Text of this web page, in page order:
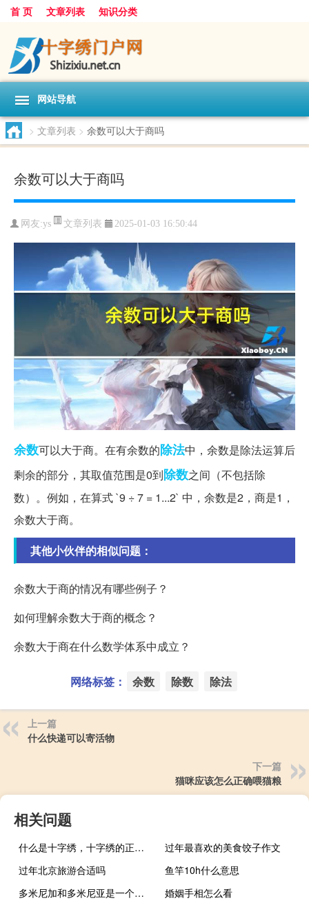
首 页 文章列表 知识分类
网站导航
> 文章列表 > 余数可以大于商吗
余数可以大于商吗
网友:ys 文章列表 2025-01-03 16:50:44
余数可以大于商。在有余数的除法中，余数是除法运算后
剩余的部分，其取值范围是0到除数之间（不包括除
数）。例如，在算式 `9 ÷ 7 = 1...2` 中，余数是2，商是1，
余数大于商。
其他小伙伴的相似问题：
余数大于商的情况有哪些例子？
如何理解余数大于商的概念？
余数大于商在什么数学体系中成立？
网络标签： 余数 除数 除法
上一篇
什么快递可以寄活物
下一篇
猫咪应该怎么正确喂猫粮
相关问题
什么是十字绣，十字绣的正确绣法是怎样绣的？
过年最喜欢的美食饺子作文
过年北京旅游合适吗
鱼竿10h什么意思
多米尼加和多米尼亚是一个国家吗
婚姻手相怎么看